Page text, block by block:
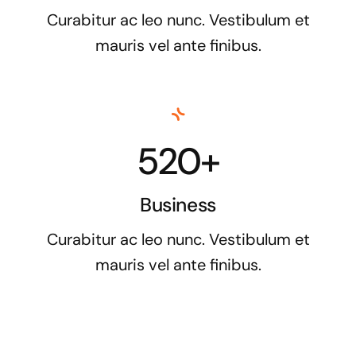
Curabitur ac leo nunc. Vestibulum et
mauris vel ante finibus.
520+
Business
Curabitur ac leo nunc. Vestibulum et
mauris vel ante finibus.